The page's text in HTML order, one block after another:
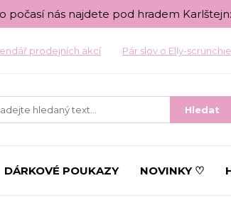
nás najdete pod hradem
prodejních akcí Pár slov o Elly-
Hledat
DÁRKOVÉ POUKAZY NOVINKY ♡